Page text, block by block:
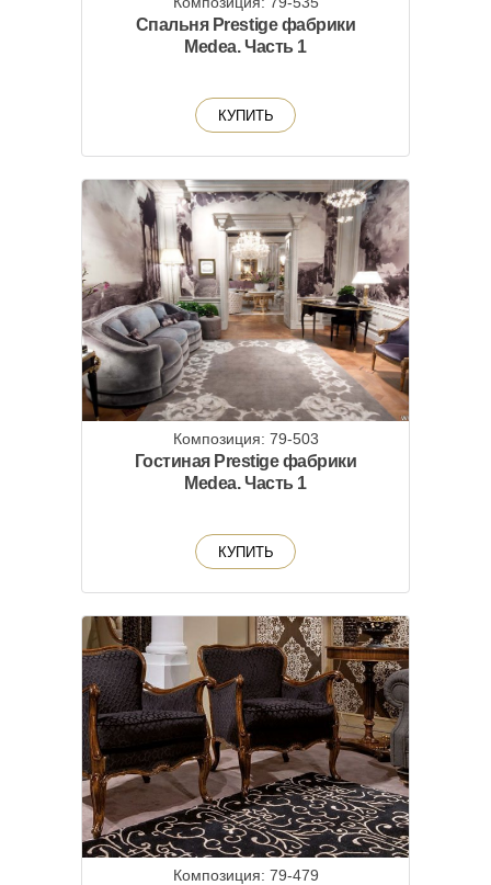
Спальня Prestige фабрики
Medea. Часть 1
КУПИТЬ
Композиция: 79-503
Гостиная Prestige фабрики
Medea. Часть 1
КУПИТЬ
Композиция: 79-479